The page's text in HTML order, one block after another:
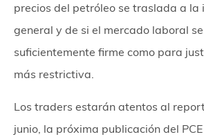
precios del petróleo se traslada a la
general y de si el mercado laboral
suficientemente firme como para
más restrictiva.
Los traders estarán atentos al
junio, la próxima publicación del